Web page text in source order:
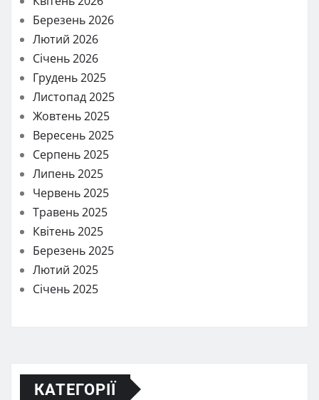
Березень 2026
Лютий 2026
Січень 2026
Грудень 2025
Листопад 2025
Жовтень 2025
Вересень 2025
Серпень 2025
Липень 2025
Червень 2025
Травень 2025
Квітень 2025
Березень 2025
Лютий 2025
Січень 2025
КАТЕГОРІЇ